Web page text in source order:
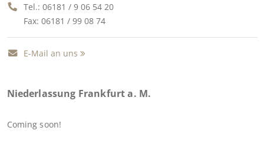
Tel.: 06181 / 9 06 54 20
Fax: 06181 / 99 08 74
E-Mail an uns
Niederlassung Frankfurt a. M.
Coming soon!